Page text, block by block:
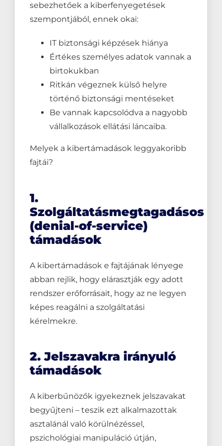
sebezhetőek a kiberfenyegetések
szempontjából, ennek okai:
IT biztonsági képzések hiánya
Értékes személyes adatok vannak a
birtokukban
Ritkán végeznek külső helyre
történő biztonsági mentéseket
Be vannak kapcsolódva a nagyobb
vállalkozások ellátási láncaiba.
Melyek a kibertámadások leggyakoribb
fajtái?
1.
Szolgáltatásmegtagadásos
(denial-of-service)
támadások
A kibertámadások e fajtájának lényege
abban rejlik, hogy elárasztják egy adott
rendszer erőforrásait, hogy az ne legyen
képes reagálni a szolgáltatási
kérelmekre.
2. Jelszavakra irányuló
támadások
A kiberbűnözők igyekeznek jelszavakat
begyűjteni – teszik ezt alkalmazottak
asztalánál való körülnézéssel,
pszichológiai manipuláció útján,